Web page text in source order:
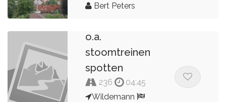
Bert Peters
o.a.
stoomtreinen
spotten
236
04:45
Wildemann